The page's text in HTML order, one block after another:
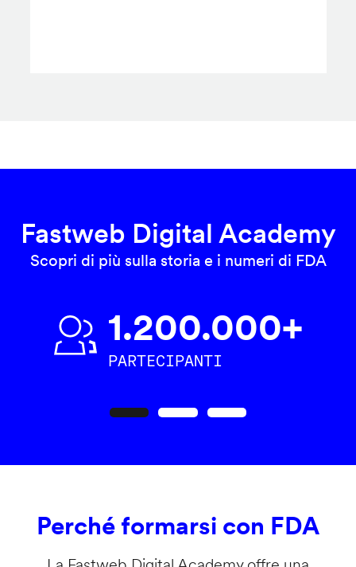
Fastweb Digital Academy
Scopri di più sulla storia e i numeri di FDA
1.200.000+
PARTECIPANTI
Perché formarsi con FDA